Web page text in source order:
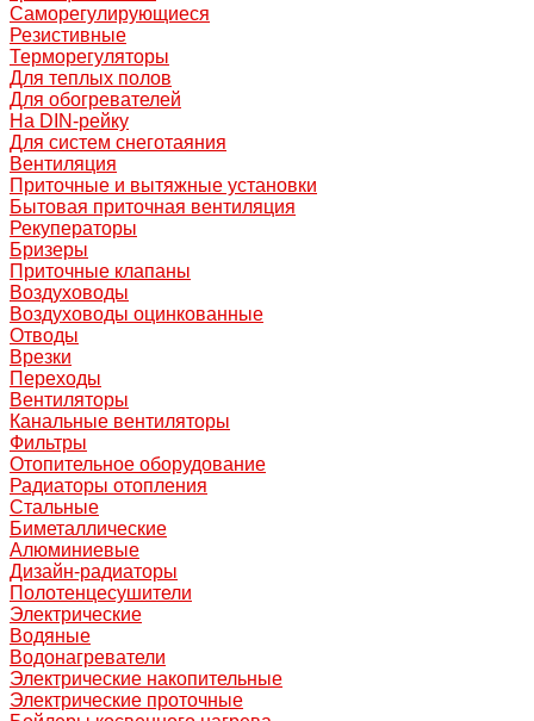
Саморегулирующиеся
Резистивные
Терморегуляторы
Для теплых полов
Для обогревателей
На DIN-рейку
Для систем снеготаяния
Вентиляция
Приточные и вытяжные установки
Бытовая приточная вентиляция
Рекуператоры
Бризеры
Приточные клапаны
Воздуховоды
Воздуховоды оцинкованные
Отводы
Врезки
Переходы
Вентиляторы
Канальные вентиляторы
Фильтры
Отопительное оборудование
Радиаторы отопления
Стальные
Биметаллические
Алюминиевые
Дизайн-радиаторы
Полотенцесушители
Электрические
Водяные
Водонагреватели
Электрические накопительные
Электрические проточные